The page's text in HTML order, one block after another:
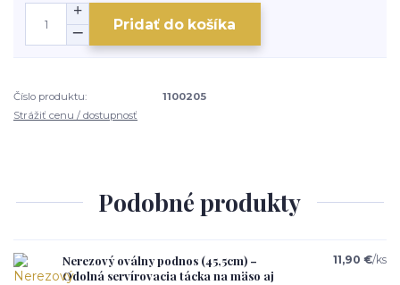
Pridať do košíka
Číslo produktu:
1100205
Strážiť cenu / dostupnosť
Podobné produkty
Nerezový oválny podnos (45,5cm) –
Odolná servírovacia tácka na mäso aj
11,90 €/ks